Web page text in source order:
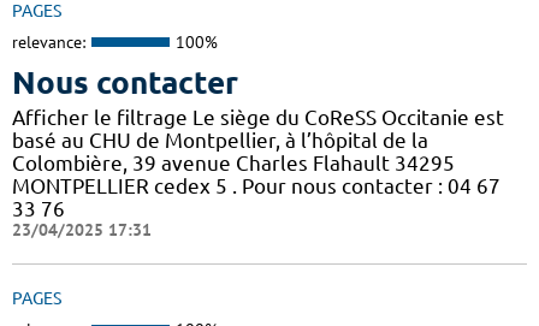
PAGES
relevance: 100%
Nous contacter
Afficher le filtrage Le siège du CoReSS Occitanie est
basé au CHU de Montpellier, à l’hôpital de la
Colombière, 39 avenue Charles Flahault 34295
MONTPELLIER cedex 5 . Pour nous contacter : 04 67
33 76
23/04/2025 17:31
PAGES